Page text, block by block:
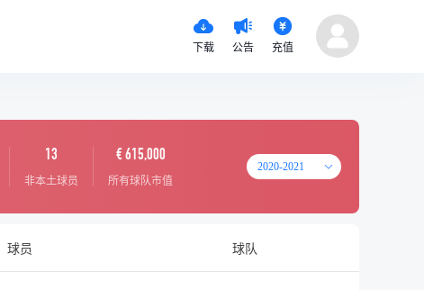
下载 公告 充值
13
非本土球员
€ 615,000
所有球队市值
2020-2021
球员 球队